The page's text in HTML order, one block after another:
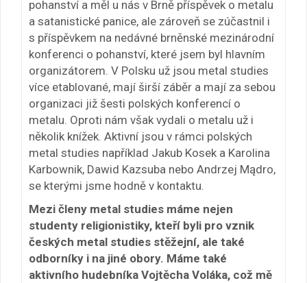
pohanství a měl u nás v Brně příspěvek o metalu
a satanistické panice, ale zároveň se zúčastnil i
s příspěvkem na nedávné brněnské mezinárodní
konferenci o pohanství, které jsem byl hlavním
organizátorem. V Polsku už jsou metal studies
více etablované, mají širší záběr a mají za sebou
organizaci již šesti polských konferencí o
metalu. Oproti nám však vydali o metalu už i
několik knížek. Aktivní jsou v rámci polských
metal studies například Jakub Kosek a Karolina
Karbownik, Dawid Kazsuba nebo Andrzej Mądro,
se kterými jsme hodně v kontaktu.
Mezi členy metal studies máme nejen
studenty religionistiky, kteří byli pro vznik
českých metal studies stěžejní, ale také
odborníky i na jiné obory. Máme také
aktivního hudebníka Vojtěcha Voláka, což mě